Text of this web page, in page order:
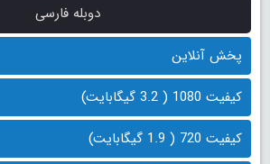
دوبله فارسی
پخش آنلاین
کیفیت 1080 ( 3.2 گیگابایت)
کیفیت 720 ( 1.9 گیگابایت)